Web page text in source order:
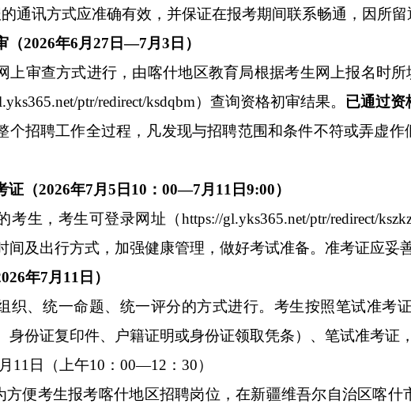
通讯方式应准确有效，并保证在报考期间联系畅通，因所
（2026年6月27 日—7月3 日 ）
上审查方式进行，由喀什地区教育局根据考生网上报名时
ptr/redirect/ksdqbm） 查询资格初审结果。 已通过资
个招聘工作全过程，凡发现与招聘范围和条件不符或弄虚
证（2026年7月5 日 10 ：00—7月 11 日9:00）
考生， 考生可登录网址 （https://gl.yks365.net/ptr/redirect/
间及出行方式，加强健康管理，做好考试准备。 准考证应妥
6年7月 11 日 ）
织、统一命题、统一评分的方式进行。考生按照笔试准考
身份证复印件、户籍证明或身份证领取凭条） 、笔试准考证
月 11 日 （上午10 ：00—12 ： 30）
方便考生报考喀什地区招聘岗位，在新疆维吾尔自治区喀什